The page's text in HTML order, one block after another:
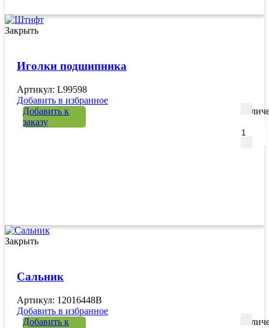
Закрыть
Иголки подшипника
Артикул: L99598
Добавить в избранное
Добавить к
заказу
Закрыть
Сальник
Артикул: 12016448B
Добавить в избранное
Добавить к